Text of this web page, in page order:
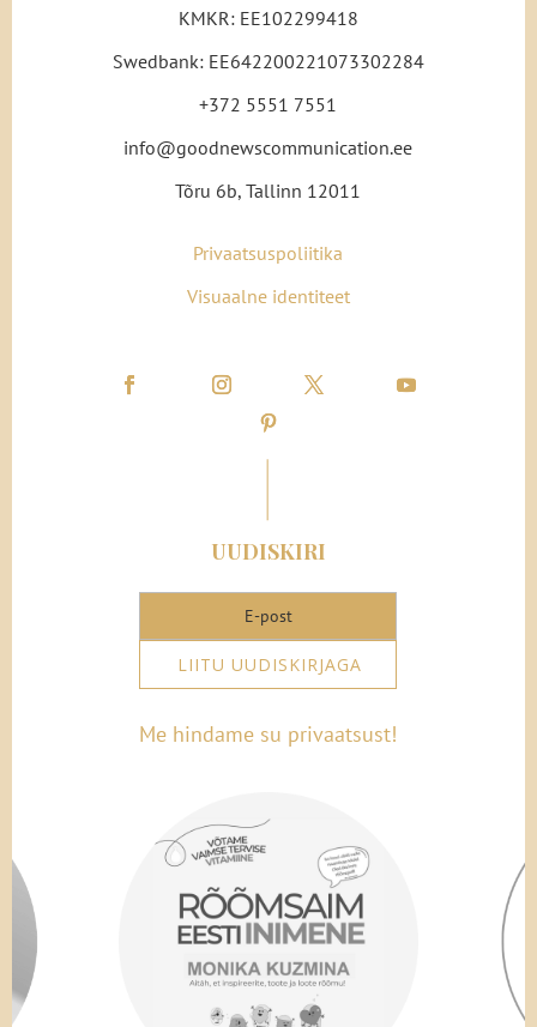
UUDISKIRI
LIITU UUDISKIRJAGA
Me hindame su privaatsust!
KMKR: EE102299418
Swedbank: EE642200221073302284
+372 5551 7551
info@goodnewscommunication.ee
Tõru 6b, Tallinn 12011
Privaatsuspoliitika
Visuaalne identiteet